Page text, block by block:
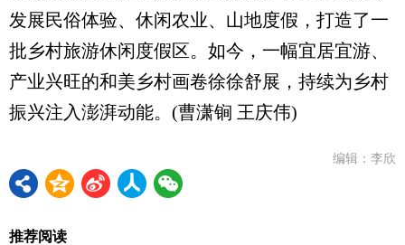
发展民俗体验、休闲农业、山地度假，打造了一
批乡村旅游休闲度假区。如今，一幅宜居宜游、
产业兴旺的和美乡村画卷徐徐舒展，持续为乡村
振兴注入澎湃动能。(曹潇锏 王庆伟)
编辑：李欣
推荐阅读